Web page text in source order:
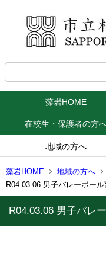
藻岩HOME
在校生・保護者の方
地域の方へ
藻岩HOME 地域の方へ
R04.03.06 男子バレーボー
R04.03.06 男子バレ